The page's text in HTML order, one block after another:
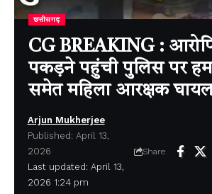
छत्तीसगढ़
CG BREAKING :
पकड़ने पहुंची पुलिस पर
समेत महिला आरक्षक
Last updated: April 13,
2026 1:24 pm
Arjun Mukherjee
Published: April 13,
2026
Share